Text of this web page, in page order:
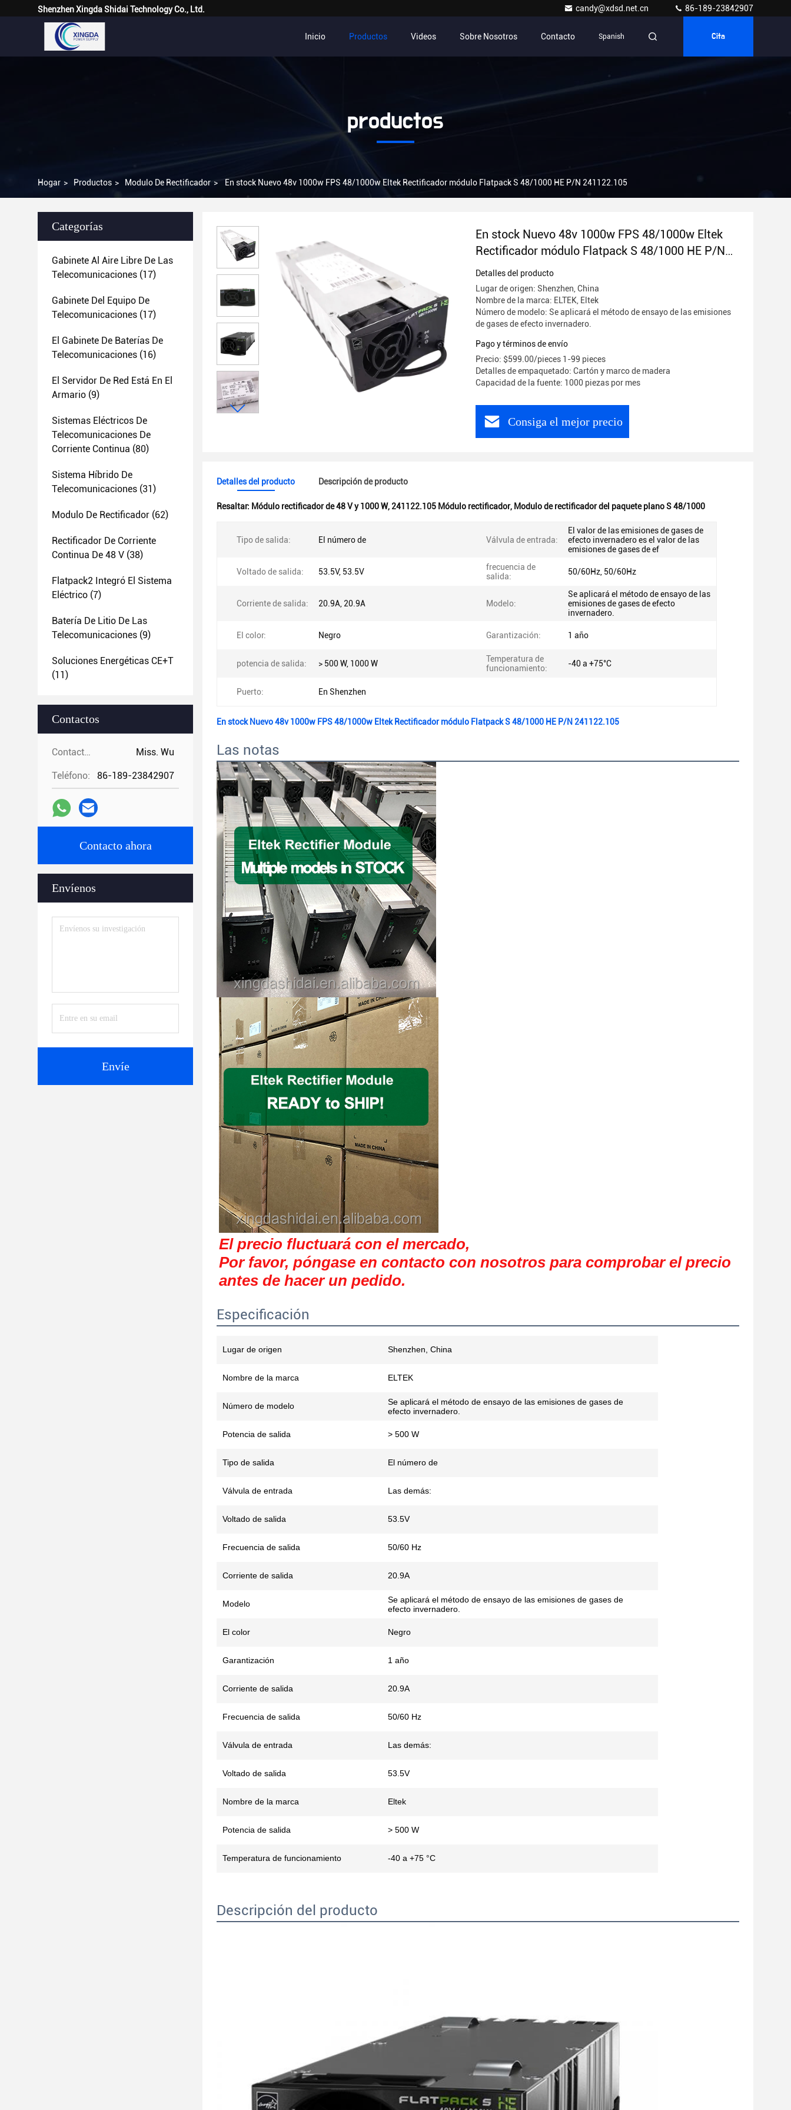
Shenzhen Xingda Shidai Technology Co., Ltd. candy@xdsd.net.cn 86-189-23842907
Inicio Productos Videos Sobre Nosotros Contacto Spanish Cita
productos
Hogar > Productos > Modulo De Rectificador > En stock Nuevo 48v 1000w FPS 48/1000w Eltek Rectificador módulo Flatpack S 48/1000 HE P/N 241122.105
Categorías
Gabinete Al Aire Libre De Las
Telecomunicaciones (17)
Gabinete Del Equipo De
Telecomunicaciones (17)
El Gabinete De Baterías De
Telecomunicaciones (16)
El Servidor De Red Está En El
Armario (9)
Sistemas Eléctricos De
Telecomunicaciones De
Corriente Continua (80)
Sistema Híbrido De
Telecomunicaciones (31)
Modulo De Rectificador (62)
Rectificador De Corriente
Continua De 48 V (38)
Flatpack2 Integró El Sistema
Eléctrico (7)
Batería De Litio De Las
Telecomunicaciones (9)
Soluciones Energéticas CE+T
(11)
Contactos
Contactos: Miss. Wu
Teléfono: 86-189-23842907
Contacto ahora
Envíenos
Envíe
En stock Nuevo 48v 1000w FPS 48/1000w Eltek
Rectificador módulo Flatpack S 48/1000 HE P/N
241122.105
Detalles del producto
Lugar de origen: Shenzhen, China
Nombre de la marca: ELTEK, Eltek
Número de modelo: Se aplicará el método de ensayo de las emisiones
de gases de efecto invernadero.
Pago y términos de envío
Precio: $599.00/pieces 1-99 pieces
Detalles de empaquetado: Cartón y marco de madera
Capacidad de la fuente: 1000 piezas por mes
Consiga el mejor precio
Detalles del producto Descripción de producto
Resaltar: Módulo rectificador de 48 V y 1000 W, 241122.105 Módulo rectificador, Modulo de rectificador del paquete plano S 48/1000
Tipo de salida: El número de Válvula de entrada:
El valor de las emisiones de gases de
efecto invernadero es el valor de las
emisiones de gases de ef
Voltado de salida: 53.5V, 53.5V
frecuencia de
salida:
50/60Hz, 50/60Hz
Corriente de salida: 20.9A, 20.9A Modelo:
Se aplicará el método de ensayo de las
emisiones de gases de efecto
invernadero.
El color: Negro Garantización: 1 año
potencia de salida: > 500 W, 1000 W
Temperatura de
funcionamiento:
-40 a +75°C
Puerto: En Shenzhen
En stock Nuevo 48v 1000w FPS 48/1000w Eltek Rectificador módulo Flatpack S 48/1000 HE P/N 241122.105
Las notas
El precio fluctuará con el mercado,
Por favor, póngase en contacto con nosotros para comprobar el precio
antes de hacer un pedido.
Especificación
Lugar de origen Shenzhen, China
Nombre de la marca ELTEK
Número de modelo
Se aplicará el método de ensayo de las emisiones de gases de
efecto invernadero.
Potencia de salida > 500 W
Tipo de salida El número de
Válvula de entrada Las demás:
Voltado de salida 53.5V
Frecuencia de salida 50/60 Hz
Corriente de salida 20.9A
Modelo
Se aplicará el método de ensayo de las emisiones de gases de
efecto invernadero.
El color Negro
Garantización 1 año
Corriente de salida 20.9A
Frecuencia de salida 50/60 Hz
Válvula de entrada Las demás:
Voltado de salida 53.5V
Nombre de la marca Eltek
Potencia de salida > 500 W
Temperatura de funcionamiento -40 a +75 °C
Descripción del producto